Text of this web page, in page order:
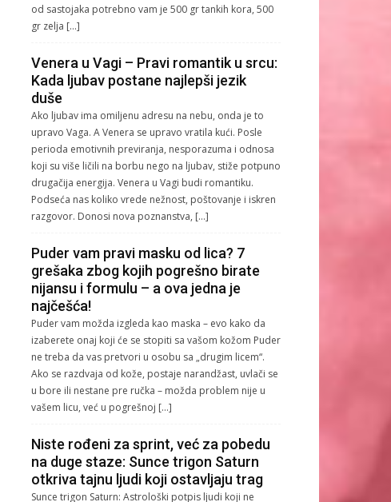
od sastojaka potrebno vam je 500 gr tankih kora, 500
gr zelja […]
Venera u Vagi – Pravi romantik u srcu:
Kada ljubav postane najlepši jezik
duše
Ako ljubav ima omiljenu adresu na nebu, onda je to
upravo Vaga. A Venera se upravo vratila kući. Posle
perioda emotivnih previranja, nesporazuma i odnosa
koji su više ličili na borbu nego na ljubav, stiže potpuno
drugačija energija. Venera u Vagi budi romantiku.
Podseća nas koliko vrede nežnost, poštovanje i iskren
razgovor. Donosi nova poznanstva, […]
Puder vam pravi masku od lica? 7
grešaka zbog kojih pogrešno birate
nijansu i formulu – a ova jedna je
najčešća!
Puder vam možda izgleda kao maska – evo kako da
izaberete onaj koji će se stopiti sa vašom kožom Puder
ne treba da vas pretvori u osobu sa „drugim licem“.
Ako se razdvaja od kože, postaje narandžast, uvlači se
u bore ili nestane pre ručka – možda problem nije u
vašem licu, već u pogrešnoj […]
Niste rođeni za sprint, već za pobedu
na duge staze: Sunce trigon Saturn
otkriva tajnu ljudi koji ostavljaju trag
Sunce trigon Saturn: Astrološki potpis ljudi koji ne